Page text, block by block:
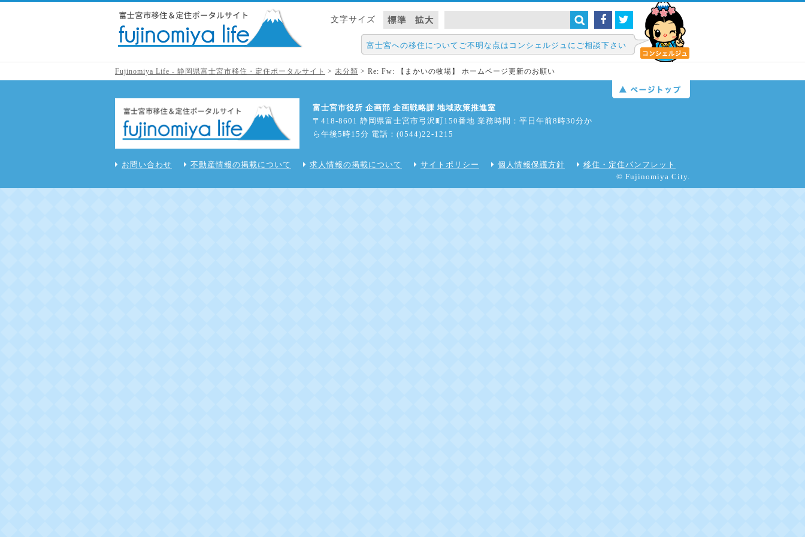
文字サイズ 標準 拡大
富士宮への移住についてご不明な点はコンシェルジュにご相談下さい
Fujinomiya Life - 静岡県富士宮市移住・定住ポータルサイト > 未分類 > Re: Fw: 【まかいの牧場】 ホームページ更新のお願い
富士宮市役所 企画部 企画戦略課 地域政策推進室
〒418-8601 静岡県富士宮市弓沢町150番地 業務時間：平日午前8時30分か
ら午後5時15分 電話：(0544)22-1215
お問い合わせ 不動産情報の掲載について 求人情報の掲載について サイトポリシー 個人情報保護方針
移住・定住パンフレット
© Fujinomiya City.